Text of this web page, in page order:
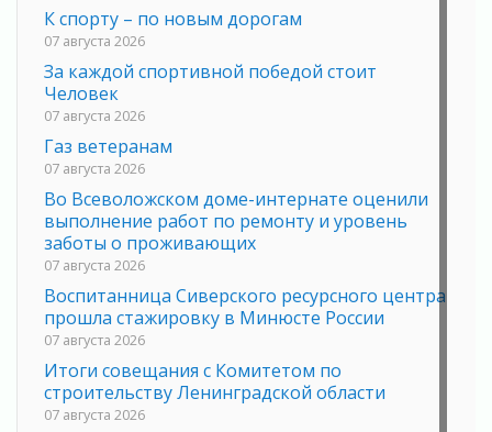
К спорту – по новым дорогам
07 августа 2026
За каждой спортивной победой стоит
Человек
07 августа 2026
Газ ветеранам
07 августа 2026
Во Всеволожском доме-интернате оценили
выполнение работ по ремонту и уровень
заботы о проживающих
07 августа 2026
Воспитанница Сиверского ресурсного центра
прошла стажировку в Минюсте России
07 августа 2026
Итоги совещания с Комитетом по
строительству Ленинградской области
07 августа 2026